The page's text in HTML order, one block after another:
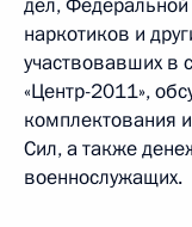
наркотиков и
участвовавших в
«Центр-2011»,
комплектования
Сил, а также
военнослужащих.